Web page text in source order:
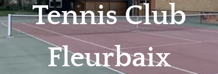
Tennis Club
Fleurbaix